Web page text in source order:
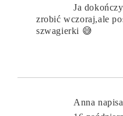
Ja
zrobić wczoraj,ale
szwagierki 😅
Anna